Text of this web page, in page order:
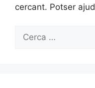
cercant. Potser
Cerca: